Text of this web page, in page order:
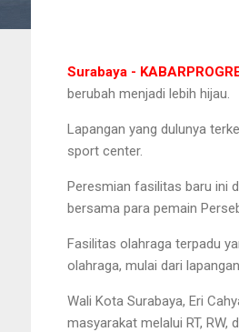
Surabaya -
berubah menjadi lebih hijau.
Lapangan yang dulunya
sport center.
Peresmian fasilitas baru ini
bersama para pemain
Fasilitas olahraga terpadu
olahraga, mulai dari
Wali Kota Surabaya, Eri
masyarakat melalui RT, RW,